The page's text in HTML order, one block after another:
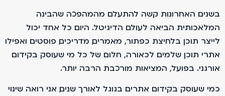
בשנים האחרונות קשה להתעלם מהמהפכה שהבינה
המלאכותית הביאה לעולם הדיגיטל. היום כל אחד יכול
לייצר תוכן בלחיצת כפתור, מאמרים, מדריכים, פוסטים ואפילו
אתרי תוכן שלמים. לכאורה, חלום של כל מי שעוסק בקידום
אורגני. בפועל, המציאות מורכבת הרבה יותר.
כמי שעוסק בקידום אתרים בגוגל לאורך שנים, אני רואה שינוי